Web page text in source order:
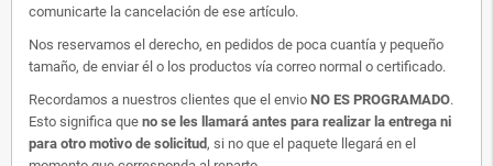
comunicarte la cancelación de ese artículo.
Nos reservamos el derecho, en pedidos de poca cuantía y pequeño
tamaño, de enviar él o los productos vía correo normal o certificado.
Recordamos a nuestros clientes que el envio NO ES PROGRAMADO.
Esto significa que no se les llamará antes para realizar la entrega ni
para otro motivo de solicitud, si no que el paquete llegará en el